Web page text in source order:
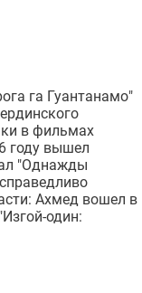
га Гуантанамо"
в фильмах
году вышел
"Однажды
Ахмед вошел в
один: